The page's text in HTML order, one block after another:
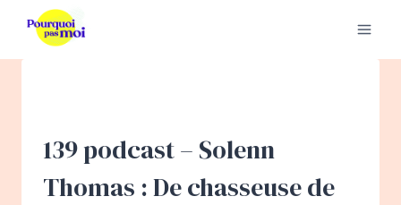
contenu
139 podcast – Solenn
Thomas : De chasseuse de